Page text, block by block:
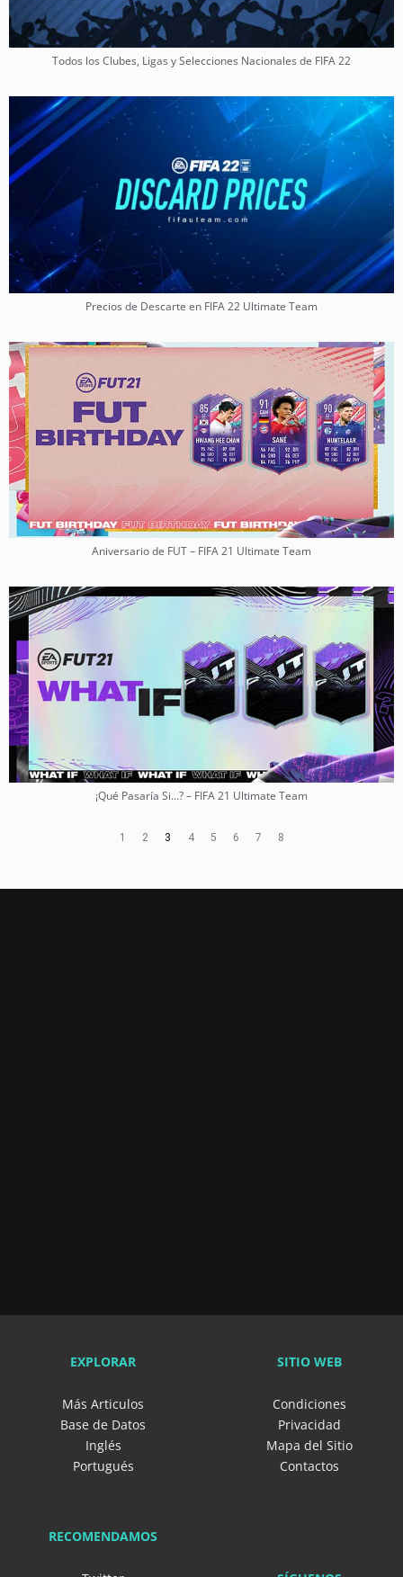
Todos los Clubes, Ligas y Selecciones Nacionales de FIFA 22
Precios de Descarte en FIFA 22 Ultimate Team
Aniversario de FUT – FIFA 21 Ultimate Team
¡Qué Pasaría Si…? – FIFA 21 Ultimate Team
1 2 3 4 5 6 7 8
EXPLORAR
Más Articulos
Base de Datos
Inglés
Portugués
SITIO WEB
Condiciones
Privacidad
Mapa del Sitio
Contactos
RECOMENDAMOS